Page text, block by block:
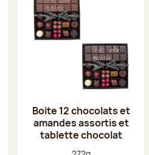
Boite 12 chocolats et
amandes assortis et
tablette chocolat